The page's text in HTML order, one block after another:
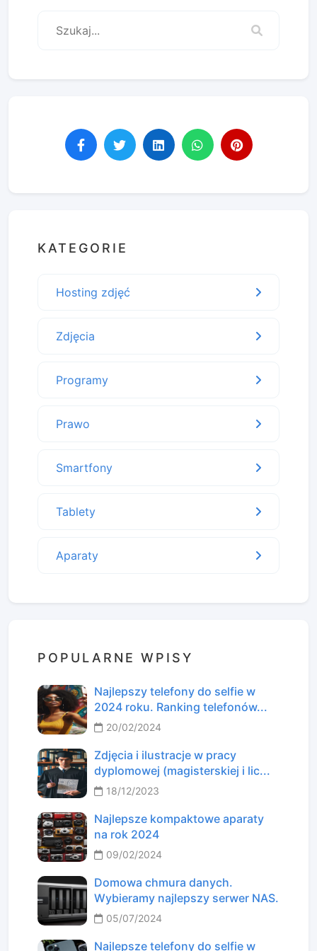
KATEGORIE
Hosting zdjęć
Zdjęcia
Programy
Prawo
Smartfony
Tablety
Aparaty
POPULARNE WPISY
Najlepszy telefony do selfie w
2024 roku. Ranking telefonów...
20/02/2024
Zdjęcia i ilustracje w pracy
dyplomowej (magisterskiej i lic...
18/12/2023
Najlepsze kompaktowe aparaty
na rok 2024
09/02/2024
Domowa chmura danych.
Wybieramy najlepszy serwer NAS.
05/07/2024
Najlepsze telefony do selfie w